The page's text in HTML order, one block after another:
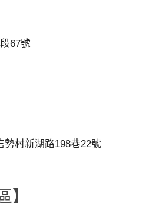
67號
村新湖路198巷22號
】